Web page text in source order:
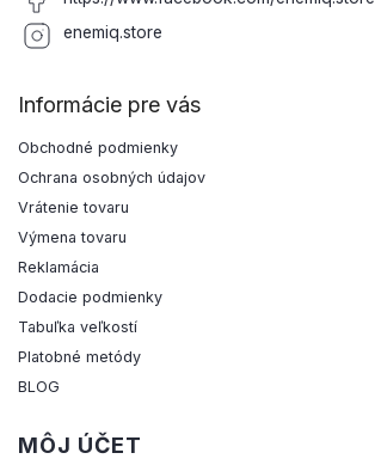
enemiq.store
Informácie pre vás
Obchodné podmienky
Ochrana osobných údajov
Vrátenie tovaru
Výmena tovaru
Reklamácia
Dodacie podmienky
Tabuľka veľkostí
Platobné metódy
BLOG
MÔJ ÚČET